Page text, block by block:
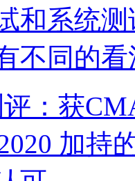
和系统
不同的看